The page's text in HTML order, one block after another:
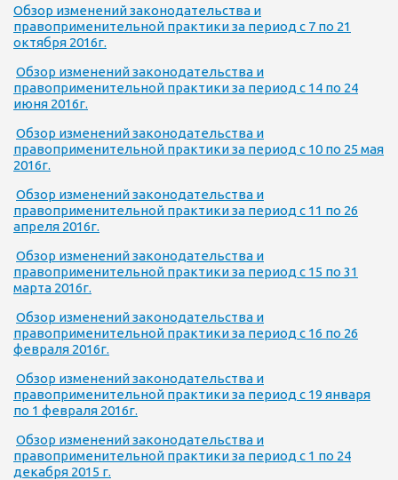
Обзор изменений законодательства и
правоприменительной практики за период с 7 по 21
октября 2016г.
Обзор изменений законодательства и
правоприменительной практики за период с 14 по 24
июня 2016г.
Обзор изменений законодательства и
правоприменительной практики за период с 10 по 25 мая
2016г.
Обзор изменений законодательства и
правоприменительной практики за период с 11 по 26
апреля 2016г.
Обзор изменений законодательства и
правоприменительной практики за период с 15 по 31
марта 2016г.
Обзор изменений законодательства и
правоприменительной практики за период с 16 по 26
февраля 2016г.
Обзор изменений законодательства и
правоприменительной практики за период с 19 января
по 1 февраля 2016г.
Обзор изменений законодательства и
правоприменительной практики за период с 1 по 24
декабря 2015 г.